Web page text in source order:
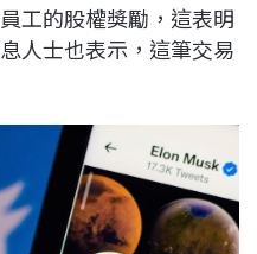
工的股權獎勵，這表明
人士也表示，這筆交易